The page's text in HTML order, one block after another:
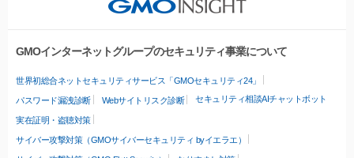
GMOインターネットグループのセキュリティ事業について
世界初総合ネットセキュリティサービス「GMOセキュリティ24」
パスワード漏洩診断 Webサイトリスク診断 セキュリティ相談AIチャットボット
実在証明・盗聴対策
サイバー攻撃対策（GMOサイバーセキュリティ byイエラエ）